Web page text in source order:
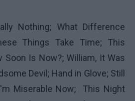
Nothing; What Difference
Things Take Time; This
Soon Is Now?; William, It Was
Devil; Hand in Glove; Still
Miserable Now; This Night